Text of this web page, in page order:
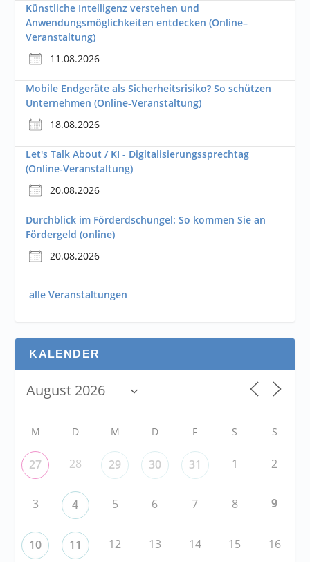
Künstliche Intelligenz verstehen und
Anwendungsmöglichkeiten entdecken (Online–
Veranstaltung)
11.08.2026
Mobile Endgeräte als Sicherheitsrisiko? So schützen
Unternehmen (Online-Veranstaltung)
18.08.2026
Let's Talk About / KI - Digitalisierungssprechtag
(Online-Veranstaltung)
20.08.2026
Durchblick im Förderdschungel: So kommen Sie an
Fördergeld (online)
20.08.2026
alle Veranstaltungen
KALENDER
M D M D F S S
27 28 29 30 31 1 2
3 4 5 6 7 8 9
10 11 12 13 14 15 16